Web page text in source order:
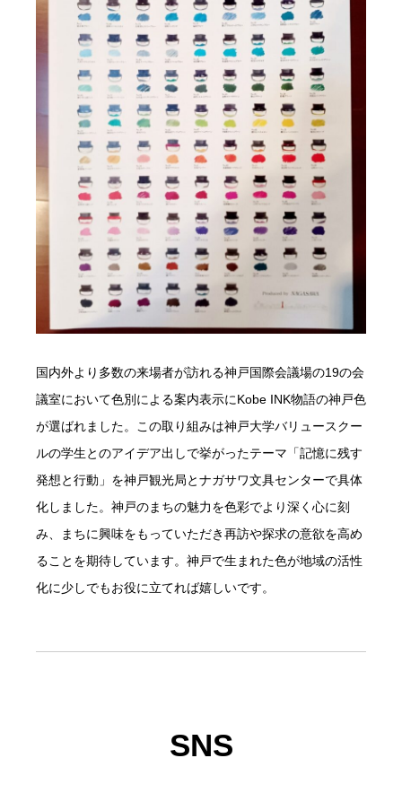
国内外より多数の来場者が訪れる神戸国際会議場の19の会
議室において色別による案内表示にKobe INK物語の神戸色
が選ばれました。この取り組みは神戸大学バリュースクー
ルの学生とのアイデア出しで挙がったテーマ「記憶に残す
発想と行動」を神戸観光局とナガサワ文具センターで具体
化しました。神戸のまちの魅力を色彩でより深く心に刻
み、まちに興味をもっていただき再訪や探求の意欲を高め
ることを期待しています。神戸で生まれた色が地域の活性
化に少しでもお役に立てれば嬉しいです。
SNS